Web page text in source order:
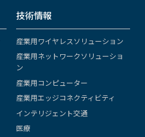
技術情報
産業用ワイヤレスソリューション
産業用ネットワークソリューショ
ン
産業用コンピューター
産業用エッジコネクティビティ
インテリジェント交通
医療